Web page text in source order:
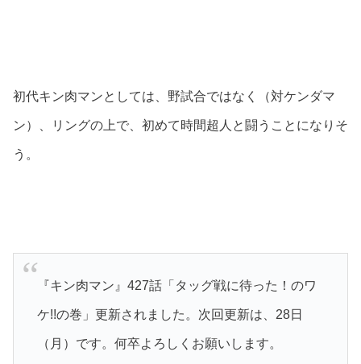
初代キン肉マンとしては、野試合ではなく（対ケンダマ
ン）、リングの上で、初めて時間超人と闘うことになりそ
う。
『キン肉マン』427話「タッグ戦に待った！のワ
ケ!!の巻」更新されました。次回更新は、28日
（月）です。何卒よろしくお願いします。